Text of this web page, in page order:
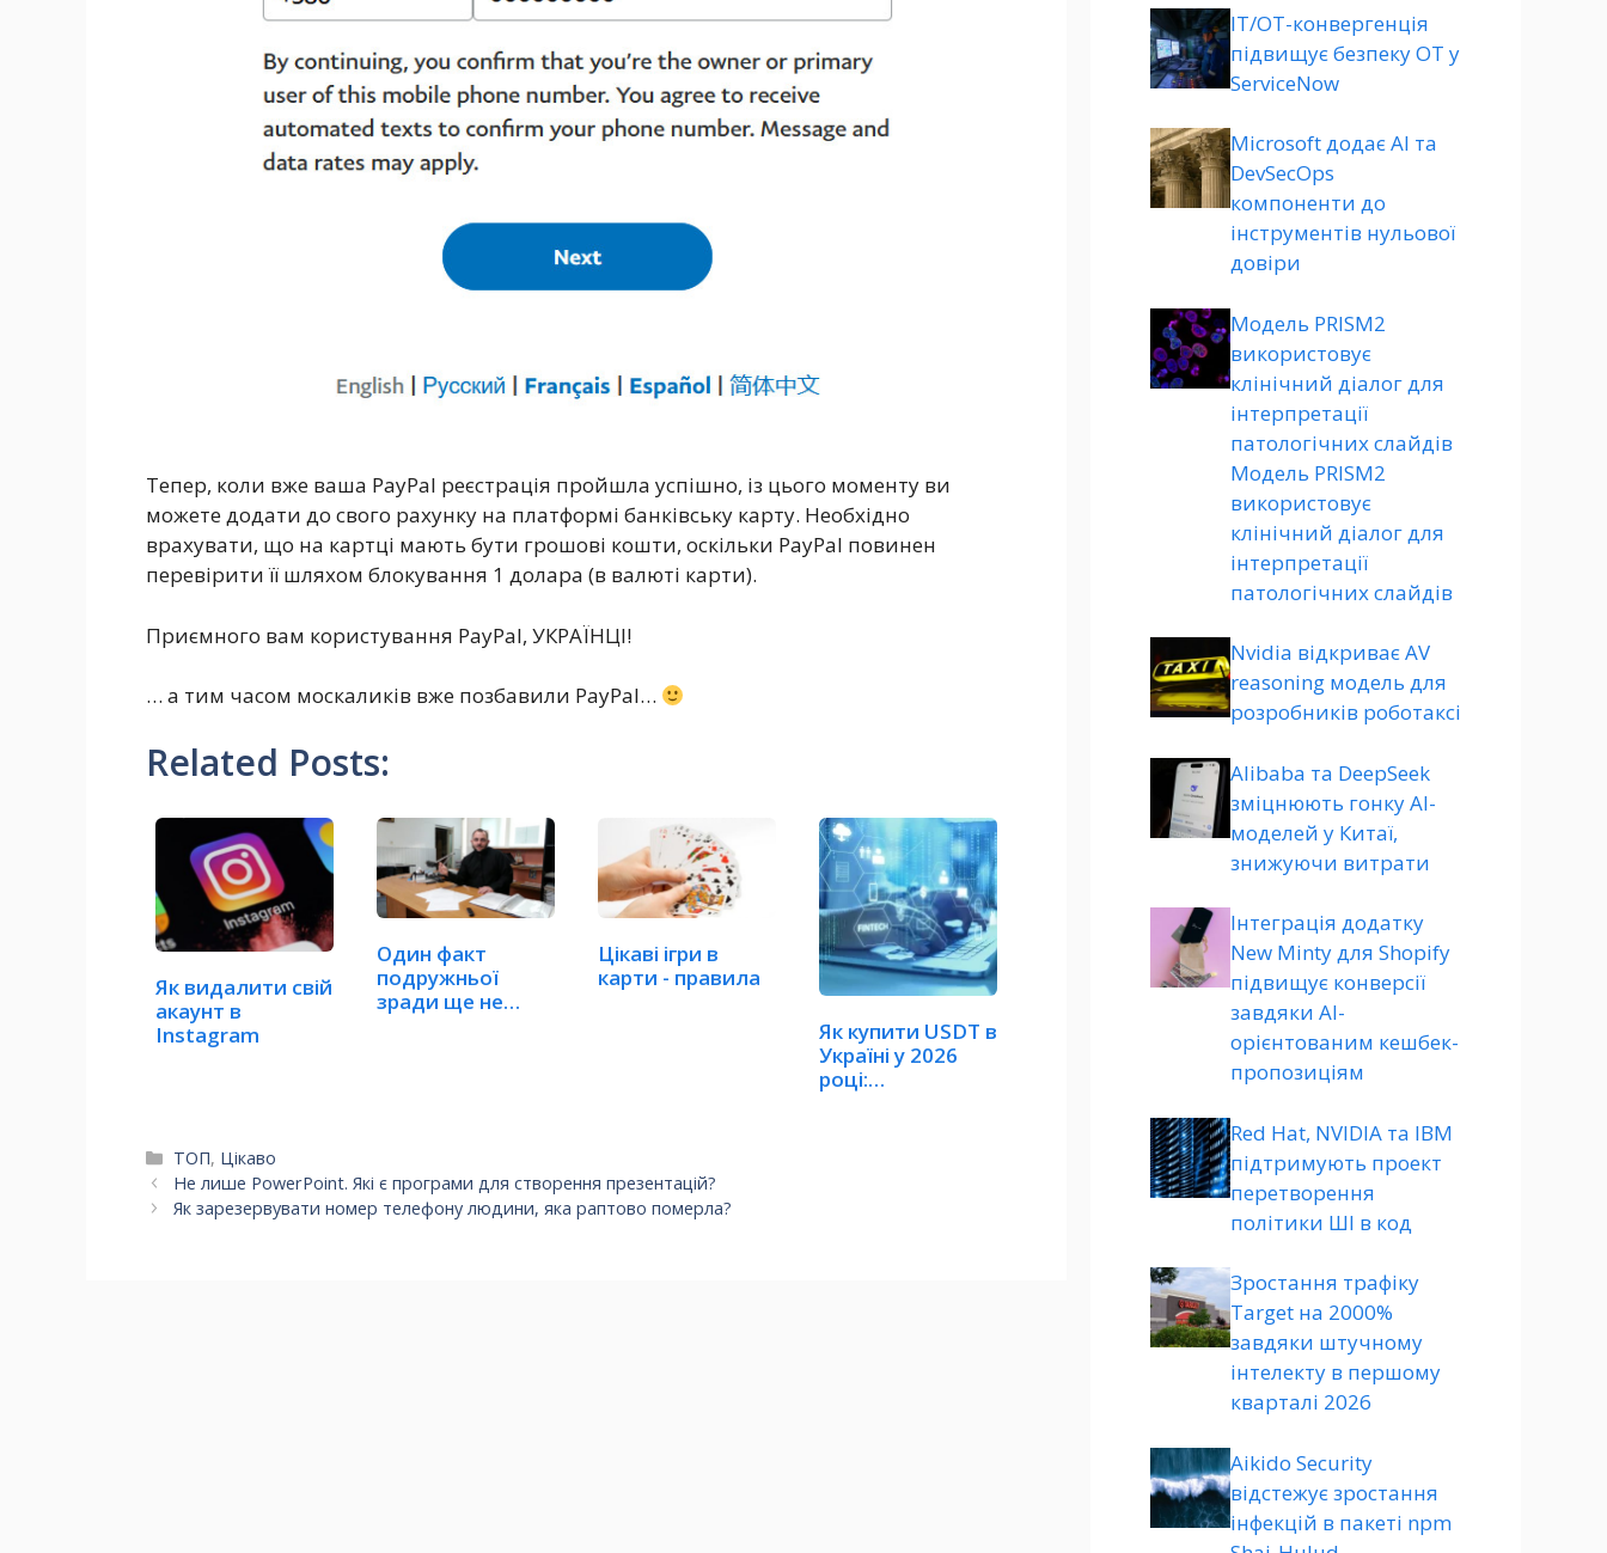
Тепер, коли вже ваша PayPal реєстрація пройшла успішно, із цього моменту ви
можете додати до свого рахунку на платформі банківську карту. Необхідно
врахувати, що на картці мають бути грошові кошти, оскільки PayPal повинен
перевірити її шляхом блокування 1 долара (в валюті карти).
Приємного вам користування PayPal, УКРАЇНЦІ!
… а тим часом москаликів вже позбавили PayPal…
Related Posts:
Як видалити свій
акаунт в
Instagram
Один факт
подружньої
зради ще не
Цікаві ігри в
карти - правила
Як купити USDT в
Україні у 2026
році:
Категорії
ТОП, Цікаво
Не лише PowerPoint. Які є програми для створення презентацій?
Як зарезервувати номер телефону людини, яка раптово померла?
ІТ/ОТ-конвергенція
підвищує безпеку ОТ у
ServiceNow
Microsoft додає AI та
DevSecOps
компоненти до
інструментів нульової
довіри
Модель PRISM2
використовує
клінічний діалог для
інтерпретації
патологічних слайдів
Модель PRISM2
використовує
клінічний діалог для
інтерпретації
патологічних слайдів
Nvidia відкриває AV
reasoning модель для
розробників роботаксі
Alibaba та DeepSeek
зміцнюють гонку AI-
моделей у Китаї,
знижуючи витрати
Інтеграція додатку
New Minty для Shopify
підвищує конверсії
завдяки AI-
орієнтованим кешбек-
пропозиціям
Red Hat, NVIDIA та IBM
підтримують проект
перетворення
політики ШІ в код
Зростання трафіку
Target на 2000%
завдяки штучному
інтелекту в першому
кварталі 2026
Aikido Security
відстежує зростання
інфекцій в пакеті npm